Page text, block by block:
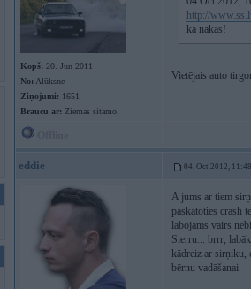
Kopš: 20. Jun 2011
No: Alūksne
Ziņojumi: 1651
Braucu ar: Ziemas sitamo.
http://
ka nakas!
Vietējais auto
eddie 04. Oct 2012, 11:48
A jums ar tiem
paskatoties crash
labojams vairs
Sierru... brrr,
kādreiz ar sirņiku,
bērnu vadāšanai.